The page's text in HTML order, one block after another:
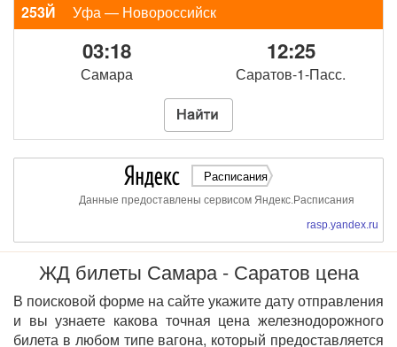
253Й Уфа — Новороссийск
03:18
Самара
12:25
Саратов-1-Пасс.
Расписания
Данные предоставлены сервисом Яндекс.Расписания
rasp.yandex.ru
ЖД билеты Самара - Саратов цена
В поисковой форме на сайте укажите дату отправления
и вы узнаете какова точная цена железнодорожного
билета в любом типе вагона, который предоставляется